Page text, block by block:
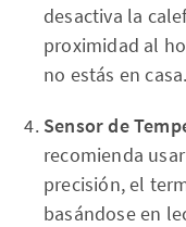
desactiva la
proximidad al
no estás en casa.
Sensor de
recomienda
precisión, el
basándose en